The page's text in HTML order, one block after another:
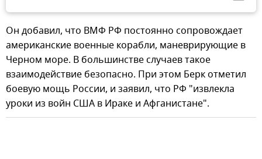
Он добавил, что ВМФ РФ постоянно сопровождает
американские военные корабли, маневрирующие в
Черном море. В большинстве случаев такое
взаимодействие безопасно. При этом Берк отметил
боевую мощь России, и заявил, что РФ "извлекла
уроки из войн США в Ираке и Афганистане".